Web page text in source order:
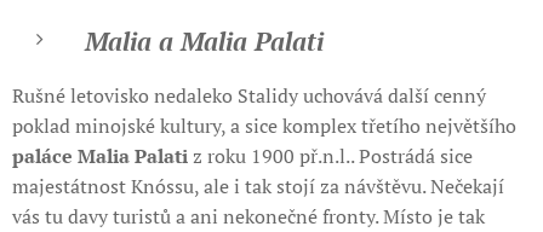
Malia a Malia Palati
Rušné letovisko nedaleko Stalidy uchovává další cenný
poklad minojské kultury, a sice komplex třetího největšího
paláce Malia Palatiz roku 1900 př.n.l.. Postrádá sice
majestátnost Knóssu, ale i tak stojí za návštěvu. Nečekají
vás tu davy turistů a ani nekonečné fronty. Místo je tak